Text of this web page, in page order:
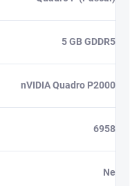
5 GB GDDR5
nVIDIA Quadro P2000
6958
Ne